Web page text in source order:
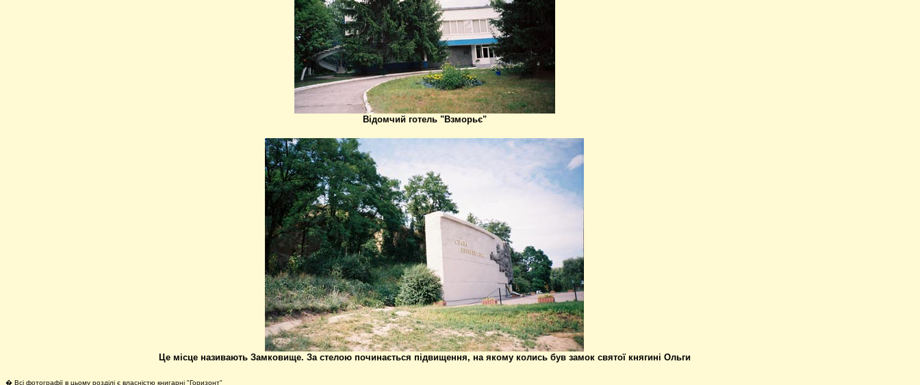
Відомчий готель "Взморьє"
Це місце називають Замковище. За стелою починається підвищення, на якому колись був замок святої княгині Ольги
� Всі фотографії в цьому розділі є власністю книгарні "Горизонт"